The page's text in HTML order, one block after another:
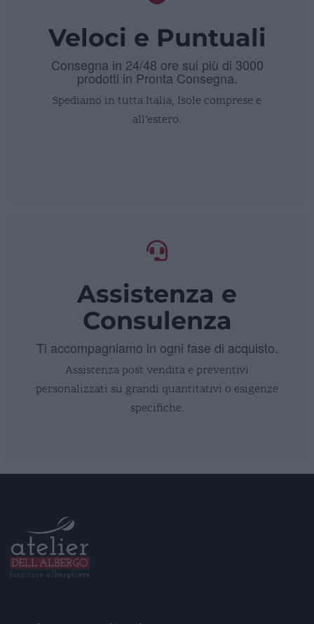
Veloci e Puntuali
Consegna in 24/48 ore sui più di 3000
prodotti in Pronta Consegna.
Spediamo in tutta Italia, Isole comprese e
all’estero.
Assistenza e
Consulenza
Ti accompagniamo in ogni fase di acquisto.
Assistenza post vendita e preventivi
personalizzati su grandi quantitativi o esigenze
specifiche.